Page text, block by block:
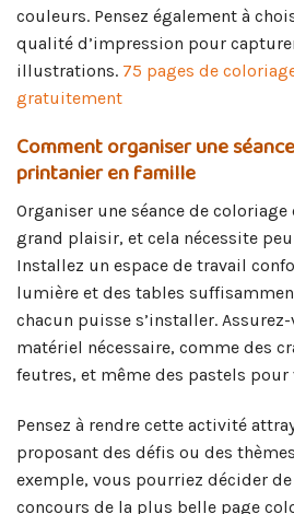
couleurs. Pensez également à
qualité d’impression pour
illustrations. 75 pages de
gratuitement
Comment organiser une
printanier en famille
Organiser une séance de
grand plaisir, et cela nécessite
Installez un espace de travail
lumière et des tables
chacun puisse s’installer.
matériel nécessaire, comme des
feutres, et même des pastels
Pensez à rendre cette activité
proposant des défis ou des
exemple, vous pourriez décider
concours de la plus belle page